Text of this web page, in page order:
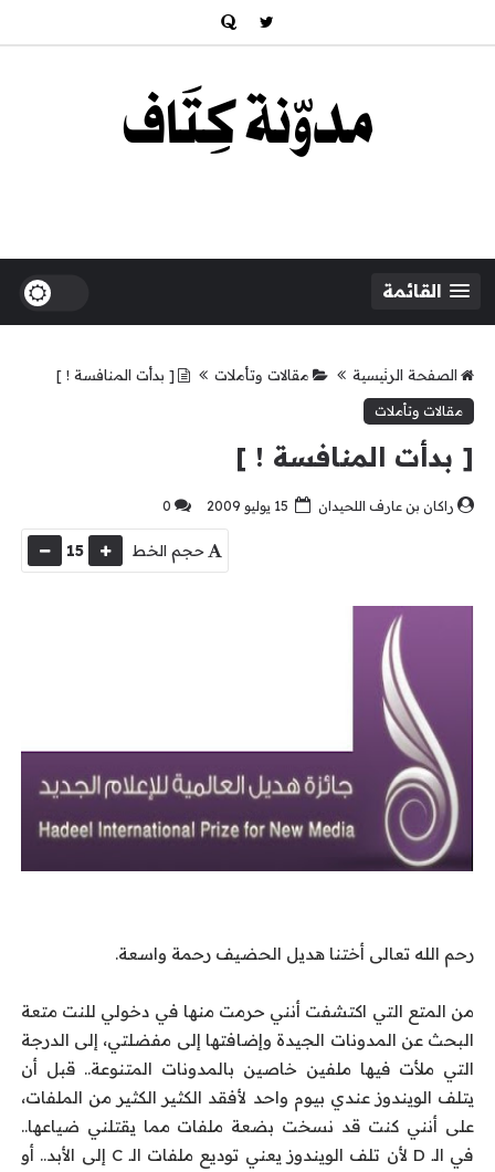
القائمة
الصفحة الرئيسية مقالات وتأملات [ بدأت المنافسة ! ]
مقالات وتأملات
[ بدأت المنافسة ! ]
راكان بن عارف اللحيدان 0
حجم الخط 15
رحم الله تعالى أختنا هديل الحضيف رحمة واسعة.
من المتع التي اكتشفت أنني حرمت منها في دخولي للنت متعة
البحث عن المدونات الجيدة وإضافتها إلى مفضلتي، إلى الدرجة
التي ملأت فيها ملفين خاصين بالمدونات المتنوعة.. قبل أن
يتلف الويندوز عندي بيوم واحد لأفقد الكثير الكثير من الملفات،
على أنني كنت قد نسخت بضعة ملفات مما يقتلني ضياعها..
في الـ D لأن تلف الويندوز يعني توديع ملفات الـ C إلى الأبد.. أو